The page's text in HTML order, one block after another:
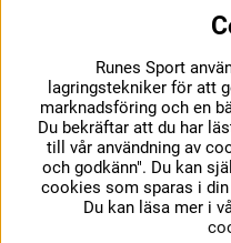
Runes Sport
lagringstekniker för att
marknadsföring och en
Du bekräftar att du har
till vår användning av
och godkänn". Du kan
cookies som sparas i din
Du kan läsa mer i